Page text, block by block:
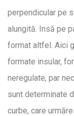
perpendicular pe
alungită. Insă pe
format altfel. Aici
formate insular,
neregulate, par
sunt determinate
curbe, care